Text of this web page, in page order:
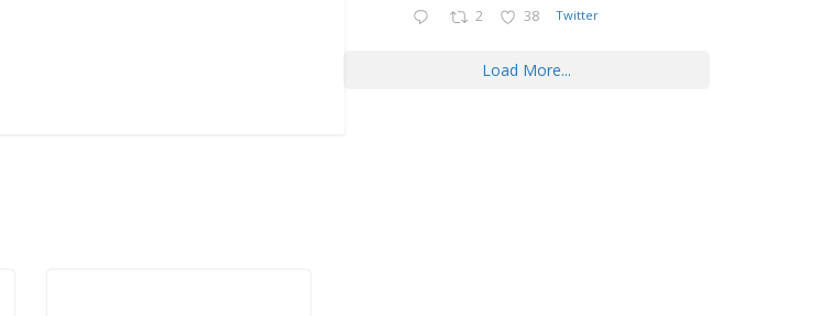
2 38 Twitter
Load More...